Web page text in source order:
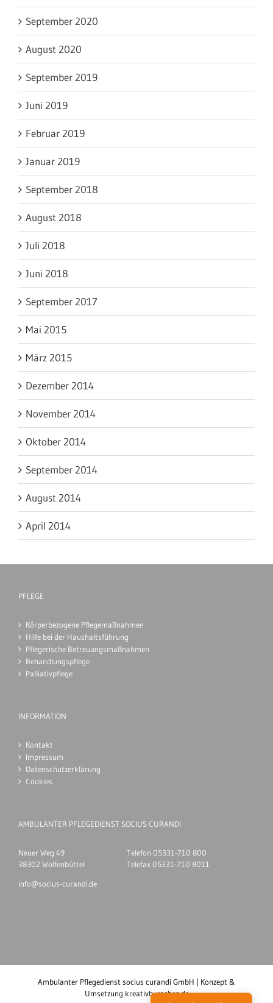
September 2020
August 2020
September 2019
Juni 2019
Februar 2019
Januar 2019
September 2018
August 2018
Juli 2018
Juni 2018
September 2017
Mai 2015
März 2015
Dezember 2014
November 2014
Oktober 2014
September 2014
August 2014
April 2014
PFLEGE
Körperbezogene Pflegemaßnahmen
Hilfe bei der Haushaltsführung
Pflegerische Betreuungsmaßnahmen
Behandlungspflege
Palliativpflege
INFORMATION
Kontakt
Impressum
Datenschutzerklärung
Cookies
AMBULANTER PFLEGEDIENST SOCIUS CURANDI
Neuer Weg 49
38302 Wolfenbüttel
Telefon 05331-710 800
Telefax 05331-710 8011
info@socius-curandi.de
Ambulanter Pflegedienst socius curandi GmbH | Konzept &
Umsetzung kreativburschen.de